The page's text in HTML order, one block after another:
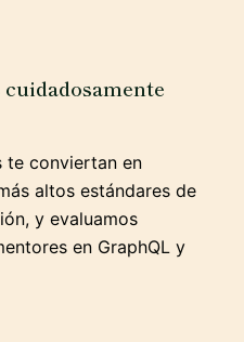
te conviertan en
altos estándares de
y evaluamos
en GraphQL y